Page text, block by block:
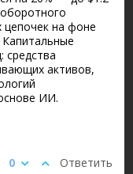
цепочек на фоне
средства
активов,
ИИ.
Ответить
0